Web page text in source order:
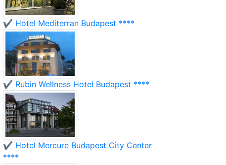
✔️ Hotel Mediterran Budapest ****
✔️ Rubin Wellness Hotel Budapest ****
✔️ Hotel Mercure Budapest City Center
****